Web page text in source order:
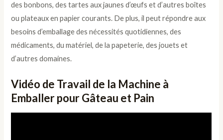
des bonbons, des tartes aux jaunes d’œufs et d’autres boîtes
ou plateaux en papier courants. De plus, il peut répondre aux
besoins d’emballage des nécessités quotidiennes, des
médicaments, du matériel, de la papeterie, des jouets et
d’autres domaines.
Vidéo de Travail de la Machine à
Emballer pour Gâteau et Pain